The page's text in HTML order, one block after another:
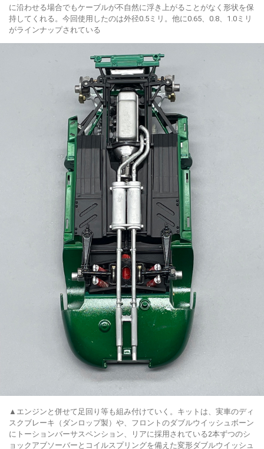
に沿わせる場合でもケーブルが不自然に浮き上がることがなく形状を保
持してくれる。今回使用したのは外径0.5ミリ。他に0.65、0.8、1.0ミリ
がラインナップされている
▲エンジンと併せて足回り等も組み付けていく。キットは、実車のディ
スクブレーキ（ダンロップ製）や、フロントのダブルウイッシュボーン
にトーションバーサスペンション、リアに採用されている2本ずつのシ
ョックアブソーバーとコイルスプリングを備えた変形ダブルウイッシュ